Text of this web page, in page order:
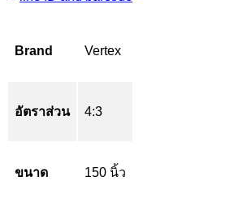
Brand Vertex
อัตราส่วน 4:3
ขนาด 150 นิ้ว